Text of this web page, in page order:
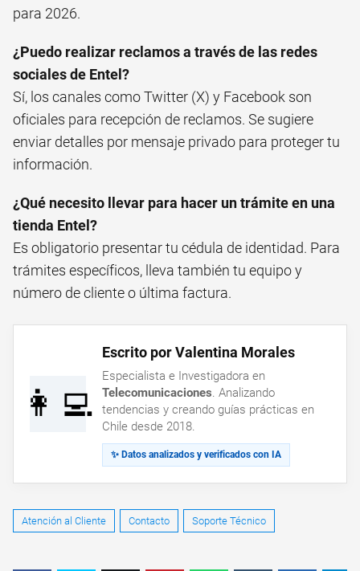
para 2026.
¿Puedo realizar reclamos a través de las redes
sociales de Entel?
Sí, los canales como Twitter (X) y Facebook son
oficiales para recepción de reclamos. Se sugiere
enviar detalles por mensaje privado para proteger tu
información.
¿Qué necesito llevar para hacer un trámite en una
tienda Entel?
Es obligatorio presentar tu cédula de identidad. Para
trámites específicos, lleva también tu equipo y
número de cliente o última factura.
👩‍💻
Escrito por Valentina Morales
Especialista e Investigadora en
Telecomunicaciones. Analizando
tendencias y creando guías prácticas en
Chile desde 2018.
✨ Datos analizados y verificados con IA
Atención al Cliente Contacto Soporte Técnico